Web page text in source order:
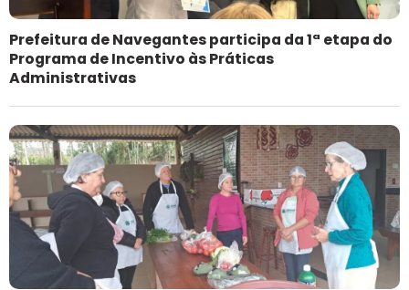
Prefeitura de Navegantes participa da 1ª etapa do
Programa de Incentivo às Práticas
Administrativas